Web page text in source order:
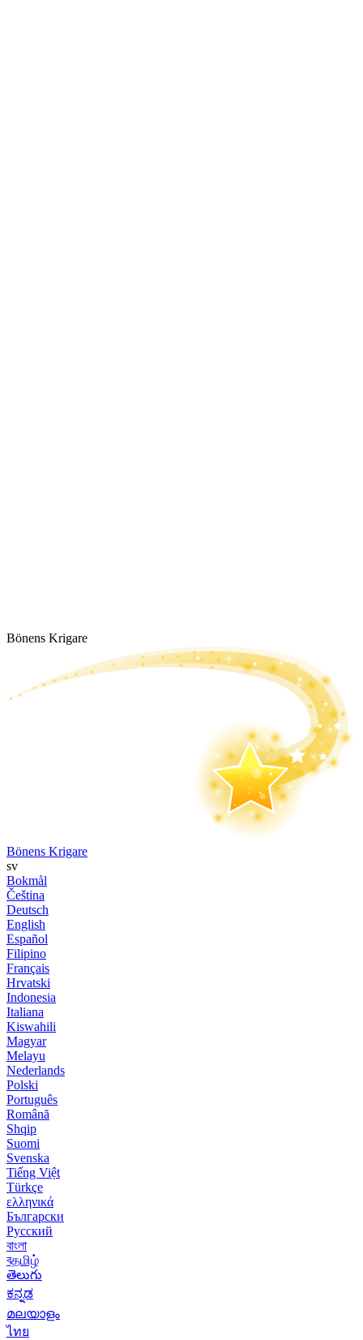
Bönens Krigare
Bönens Krigare
sv
Bokmål
Čeština
Deutsch
English
Español
Filipino
Français
Hrvatski
Indonesia
Italiana
Kiswahili
Magyar
Melayu
Nederlands
Polski
Português
Română
Shqip
Suomi
Svenska
Tiếng Việt
Türkçe
ελληνικά
Български
Русский
বাংলা
বதமிழ்
తెలుగు
ಕನ್ನಡ
മലയാളം
ไทย